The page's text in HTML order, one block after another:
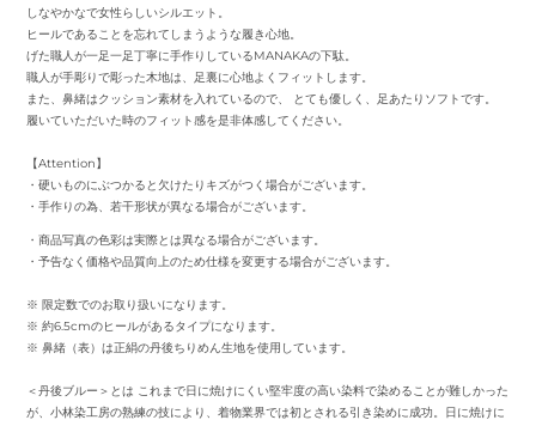
しなやかなで女性らしいシルエット。
ヒールであることを忘れてしまうような履き心地。
げた職人が一足一足丁寧に手作りしているMANAKAの下駄。
職人が手彫りで彫った木地は、足裏に心地よくフィットします。
また、鼻緒はクッション素材を入れているので、 とても優しく、足あたりソフトです。
履いていただいた時のフィット感を是非体感してください。
【Attention】
・硬いものにぶつかると欠けたりキズがつく場合がございます。
・手作りの為、若干形状が異なる場合がございます。
・商品写真の色彩は実際とは異なる場合がございます。
・予告なく価格や品質向上のため仕様を変更する場合がございます。
※ 限定数でのお取り扱いになります。
※ 約6.5cmのヒールがあるタイプになります。
※ 鼻緒（表）は正絹の丹後ちりめん生地を使用しています。
＜丹後ブルー＞とは これまで日に焼けにくい堅牢度の高い染料で染めることが難しかった
が、小林染工房の熟練の技により、着物業界では初とされる引き染めに成功。日に焼けに